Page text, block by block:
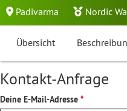
Padivarma Nordic
Übersicht
Kontakt-Anfrage
Deine E-Mail-Adresse